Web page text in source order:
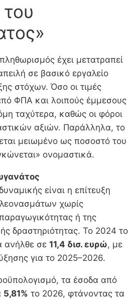
έχει μετατραπεί
σε βασικό εργαλείο
στόχων. Όσο οι τιμές
ΦΠΑ και λοιπούς έμμεσους
ταχύτερα, καθώς οι φόροι
αξιών. Παράλληλα, το
μειωμένο ως ποσοστό του
ονομαστικά.
είναι η επίτευξη
χωρίς
ή της
δραστηριότητας. Το 2024 το
ανήλθε σε 11,4 δισ. ευρώ, με
για το 2025–2026.
τα έσοδα από
5,81% το 2026, φτάνοντας τα